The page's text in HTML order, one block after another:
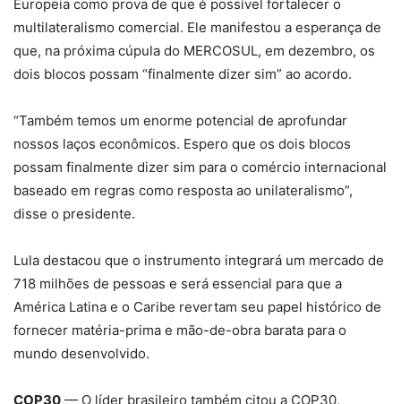
Europeia como prova de que é possível fortalecer o
multilateralismo comercial. Ele manifestou a esperança de
que, na próxima cúpula do MERCOSUL, em dezembro, os
dois blocos possam “finalmente dizer sim” ao acordo.
“Também temos um enorme potencial de aprofundar
nossos laços econômicos. Espero que os dois blocos
possam finalmente dizer sim para o comércio internacional
baseado em regras como resposta ao unilateralismo”,
disse o presidente.
Lula destacou que o instrumento integrará um mercado de
718 milhões de pessoas e será essencial para que a
América Latina e o Caribe revertam seu papel histórico de
fornecer matéria-prima e mão-de-obra barata para o
mundo desenvolvido.
COP30 — O líder brasileiro também citou a COP30,